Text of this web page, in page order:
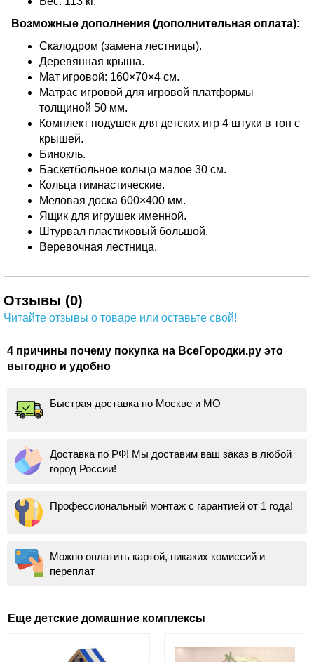
Возможные дополнения (дополнительная оплата):
Скалодром (замена лестницы).
Деревянная крыша.
Мат игровой: 160×70×4 см.
Матрас игровой для игровой платформы
толщиной 50 мм.
Комплект подушек для детских игр 4 штуки в тон с
крышей.
Бинокль.
Баскетбольное кольцо малое 30 см.
Кольца гимнастические.
Меловая доска 600×400 мм.
Ящик для игрушек именной.
Штурвал пластиковый большой.
Веревочная лестница.
Отзывы (0)
Читайте отзывы о товаре или оставьте свой!
4 причины почему покупка на ВсеГородки.ру это
выгодно и удобно
Быстрая доставка по Москве и МО
Доставка по РФ! Мы доставим ваш заказ в любой
город России!
Профессиональный монтаж с гарантией от 1 года!
Можно оплатить картой, никаких комиссий и
переплат
Еще детские домашние комплексы